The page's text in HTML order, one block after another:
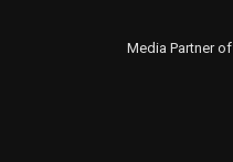
Media Partner of